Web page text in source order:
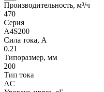
Производительность, м³/ч
470
Серия
A4S200
Сила тока, А
0.21
Типоразмер, мм
200
Тип тока
AC